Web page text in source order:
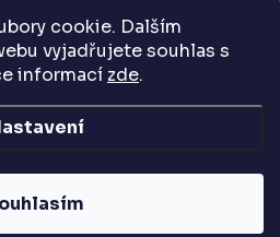
cookie. Dalším
vyjadřujete souhlas s
informací zde.